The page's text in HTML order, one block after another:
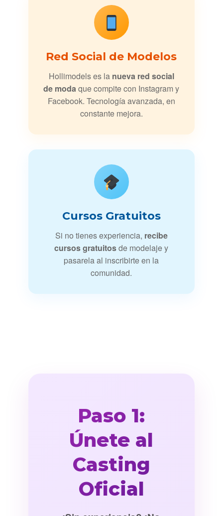
Red Social de Modelos
Hollimodels es la nueva red social
de modaque compite con Instagram y
Facebook. Tecnología avanzada, en
constante mejora.
Cursos Gratuitos
Si no tienes experiencia, recibe
cursos gratuitosde modelaje y
pasarela al inscribirte en la
comunidad.
Paso 1:
Únete al
Casting
Oficial